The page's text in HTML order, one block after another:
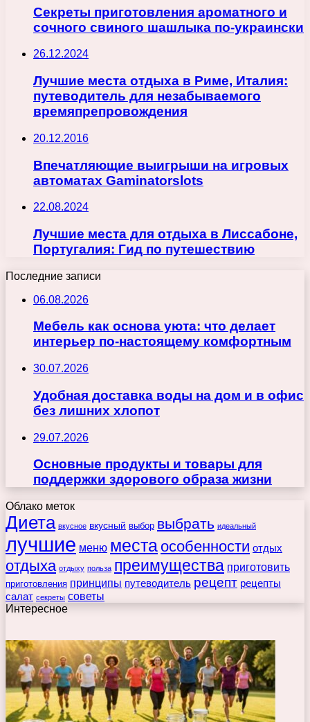
Секреты приготовления ароматного и
сочного свиного шашлыка по-украински
26.12.2024
Лучшие места отдыха в Риме, Италия:
путеводитель для незабываемого
времяпрепровождения
20.12.2016
Впечатляющие выигрыши на игровых
автоматах Gaminatorslots
22.08.2024
Лучшие места для отдыха в Лиссабоне,
Португалия: Гид по путешествию
Последние записи
06.08.2026
Мебель как основа уюта: что делает
интерьер по-настоящему комфортным
30.07.2026
Удобная доставка воды на дом и в офис
без лишних хлопот
29.07.2026
Основные продукты и товары для
поддержки здорового образа жизни
Облако меток
Диета вкусное вкусный выбор выбрать идеальный
лучшие меню места особенности отдых
отдыха отдыху польза преимущества приготовить
приготовления принципы путеводитель рецепт рецепты
салат секреты советы
Интересное